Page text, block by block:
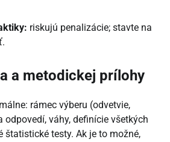
riskujú penalizácie; stavte na
a metodickej prílohy
rámec výberu (odvetvie,
odpovedí, váhy, definície všetkých
štatistické testy. Ak je to možné,